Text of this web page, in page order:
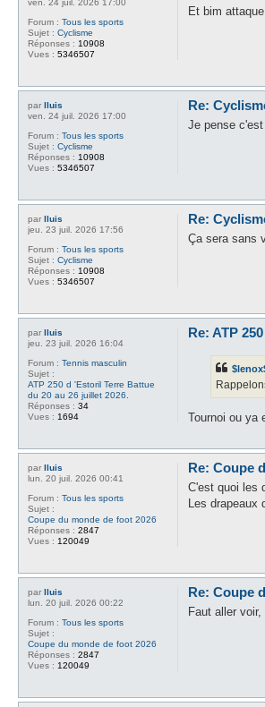
Forum : Tous les sports
Sujet : Cyclisme
Réponses : 10908
Vues : 5346507
Et bim
par lluis
ven. 24 juil. 2026 17:00
Forum : Tous les sports
Sujet : Cyclisme
Réponses : 10908
Vues : 5346507
Re:
Je pense
par lluis
jeu. 23 juil. 2026 17:56
Forum : Tous les sports
Sujet : Cyclisme
Réponses : 10908
Vues : 5346507
Re:
Ça sera sans
par lluis
jeu. 23 juil. 2026 16:04
Forum : Tennis masculin
Sujet :
ATP 250 d 'Estoril Terre Battue
du 20 au 26 juillet 2026.
Réponses : 34
Vues : 1694
Re: ATP
Tournoi ou ya
par lluis
lun. 20 juil. 2026 00:41
Forum : Tous les sports
Sujet :
Coupe du monde de foot 2026
Réponses : 2847
Vues : 120049
Re: Coupe
C'est quoi les
Les drapeaux
par lluis
lun. 20 juil. 2026 00:22
Forum : Tous les sports
Sujet :
Coupe du monde de foot 2026
Réponses : 2847
Vues : 120049
Re: Coupe
Faut aller